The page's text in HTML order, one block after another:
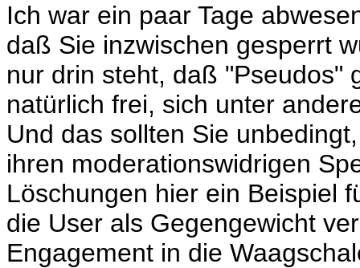
Ich war ein paar Tage
daß Sie inzwischen gesperrt
nur drin steht, daß "Pseudos"
natürlich frei, sich unter
Und das sollten Sie
ihren moderationswidrigen
Löschungen hier ein Beispiel
die User als Gegengewicht
Engagement in die